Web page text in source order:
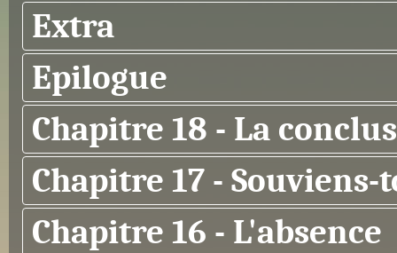
Extra
Epilogue
Chapitre 18 - La
Chapitre 17 - Souviens-
Chapitre 16 - L'absence